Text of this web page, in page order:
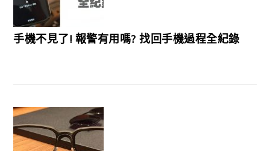
手機不見了! 報警有用嗎? 找回手機過程全紀錄